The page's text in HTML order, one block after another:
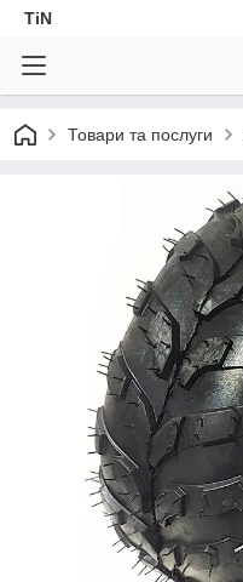
TiN
Товари та послуги